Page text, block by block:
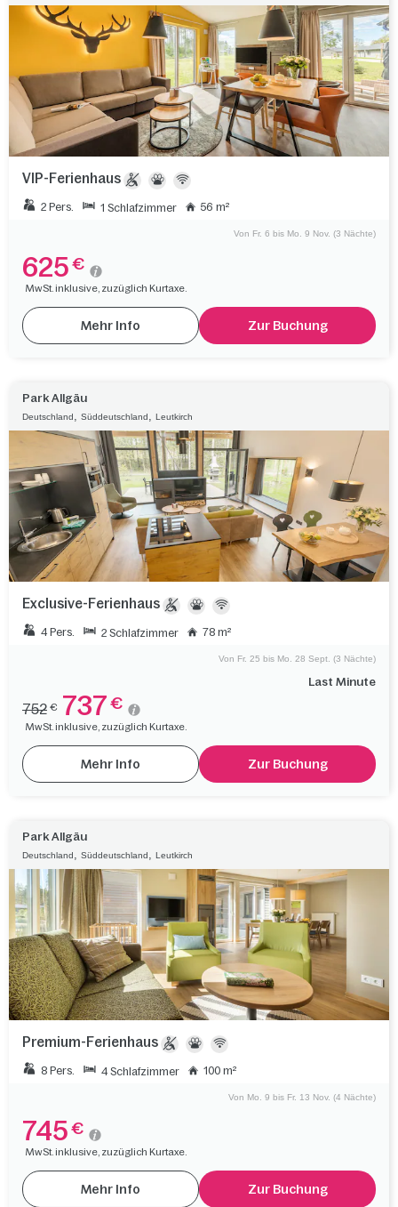
VIP-Ferienhaus
2 Pers. 1 Schlafzimmer 56 m²
Von Fr. 6 bis Mo. 9 Nov. (3 Nächte)
625 €
MwSt. inklusive, zuzüglich Kurtaxe.
Mehr Info Zur Buchung
Park Allgäu
Deutschland Süddeutschland Leutkirch
Exclusive-Ferienhaus
4 Pers. 2 Schlafzimmer 78 m²
Last Minute
Von Fr. 25 bis Mo. 28 Sept. (3 Nächte)
752 € 737 €
MwSt. inklusive, zuzüglich Kurtaxe.
Mehr Info Zur Buchung
Park Allgäu
Deutschland Süddeutschland Leutkirch
Premium-Ferienhaus
8 Pers. 4 Schlafzimmer 100 m²
Von Mo. 9 bis Fr. 13 Nov. (4 Nächte)
745 €
MwSt. inklusive, zuzüglich Kurtaxe.
Mehr Info Zur Buchung